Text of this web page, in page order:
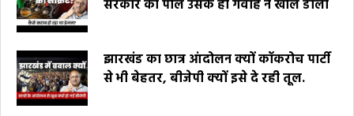
सरकार की पोल उसके ही गवाह ने खोल डाली
झारखंड का छात्र आंदोलन क्यों कॉकरोच पार्टी
से भी बेहतर, बीजेपी क्यों इसे दे रही तूल.